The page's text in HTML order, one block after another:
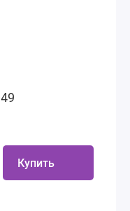
Купить